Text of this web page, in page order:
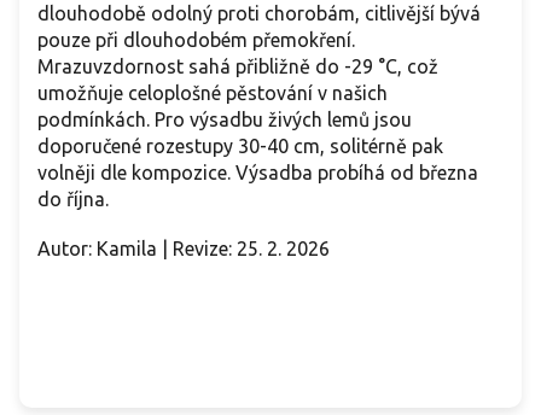
dlouhodobě odolný proti chorobám, citlivější bývá
pouze při dlouhodobém přemokření.
Mrazuvzdornost sahá přibližně do -29 °C, což
umožňuje celoplošné pěstování v našich
podmínkách. Pro výsadbu živých lemů jsou
doporučené rozestupy 30-40 cm, solitérně pak
volněji dle kompozice. Výsadba probíhá od března
do října.
Autor: Kamila | Revize: 25. 2. 2026